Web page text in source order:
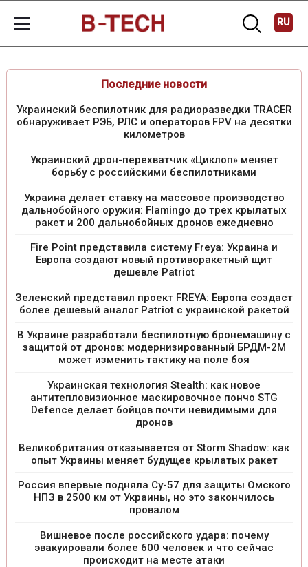
RU
Последние новости
Украинский беспилотник для радиоразведки TRACER
обнаруживает РЭБ, РЛС и операторов FPV на десятки
километров
Украинский дрон-перехватчик «Циклоп» меняет
борьбу с российскими беспилотниками
Украина делает ставку на массовое производство
дальнобойного оружия: Flamingo до трех крылатых
ракет и 200 дальнобойных дронов ежедневно
Fire Point представила систему Freya: Украина и
Европа создают новый противоракетный щит
дешевле Patriot
Зеленский представил проект FREYA: Европа создаст
более дешевый аналог Patriot с украинской ракетой
В Украине разработали беспилотную бронемашину с
защитой от дронов: модернизированный БРДМ-2М
может изменить тактику на поле боя
Украинская технология Stealth: как новое
антитепловизионное маскировочное пончо STG
Defence делает бойцов почти невидимыми для
дронов
Великобритания отказывается от Storm Shadow: как
опыт Украины меняет будущее крылатых ракет
Россия впервые подняла Су-57 для защиты Омского
НПЗ в 2500 км от Украины, но это закончилось
провалом
Вишневое после российского удара: почему
эвакуировали более 600 человек и что сейчас
происходит на месте атаки